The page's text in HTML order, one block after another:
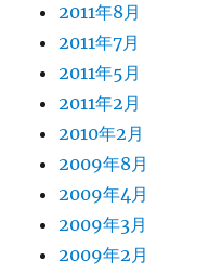
2011年8月
2011年7月
2011年5月
2011年2月
2010年2月
2009年8月
2009年4月
2009年3月
2009年2月